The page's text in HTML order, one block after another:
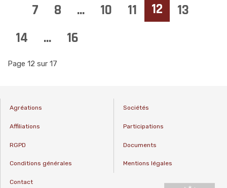
7 8 ... 10 11 12
13
14
... 16
Page 12 sur 17
Agréations
Affiliations
Sociétés
Participations
RGPD
Conditions générales
Documents
Mentions légales
Contact